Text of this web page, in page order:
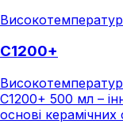
C1200+
C1200+ 500 мл –
основі керамічних